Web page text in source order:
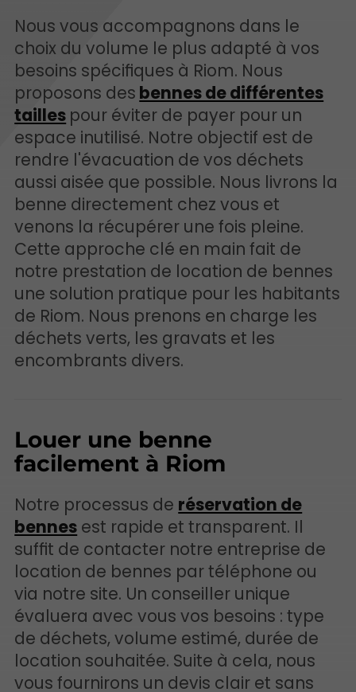
Nous vous accompagnons dans le
choix du volume le plus adapté à vos
besoins spécifiques à Riom. Nous
proposons des bennes de différentes
tailles pour éviter de payer pour un
espace inutilisé. Notre objectif est de
rendre l'évacuation de vos déchets
aussi aisée que possible. Nous livrons la
benne directement chez vous et
venons la récupérer une fois pleine.
Cette approche clé en main fait de
notre prestation de location de bennes
une solution pratique pour les habitants
de Riom. Nous prenons en charge les
déchets verts, les gravats et les
encombrants divers.
Louer une benne
facilement à Riom
Notre processus de réservation de
bennes est rapide et transparent. Il
suffit de contacter notre entreprise de
location de bennes par téléphone ou
via notre site. Un conseiller unique
évaluera avec vous vos besoins : type
de déchets, volume estimé, durée de
location souhaitée. Suite à cela, nous
vous fournirons un devis clair et sans